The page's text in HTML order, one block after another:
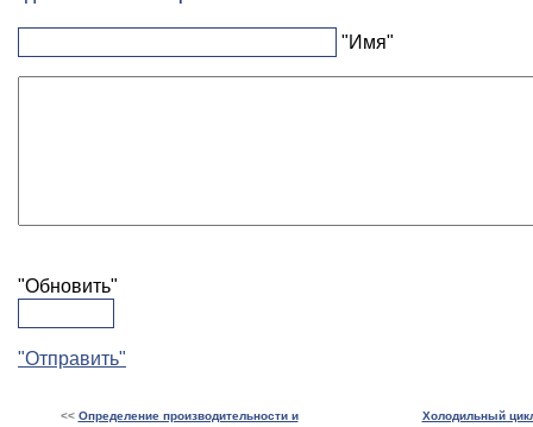
"Имя"
"Обновить"
"Отправить"
<< Определение производительности и
Холодильный